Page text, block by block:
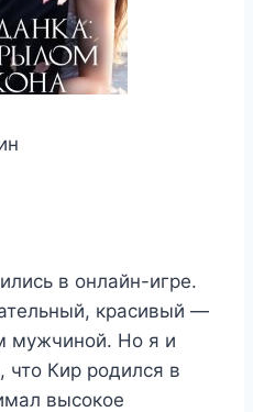
в онлайн-игре.
красивый —
мужчиной. Но я и
что Кир родился в
высокое